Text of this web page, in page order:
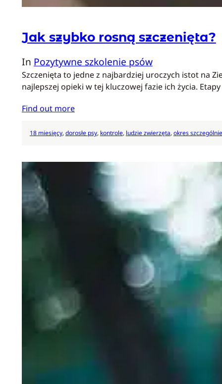
Jak szybko rosną szczenięta?
In Pozytywne szkolenie psów
Szczenięta to jedne z najbardziej uroczych istot na
najlepszej opieki w tej kluczowej fazie ich życia.
Find out more
18 miesięcy, dorosłe psy, kontrole, ludzie zwierzęta, okres szczególnie